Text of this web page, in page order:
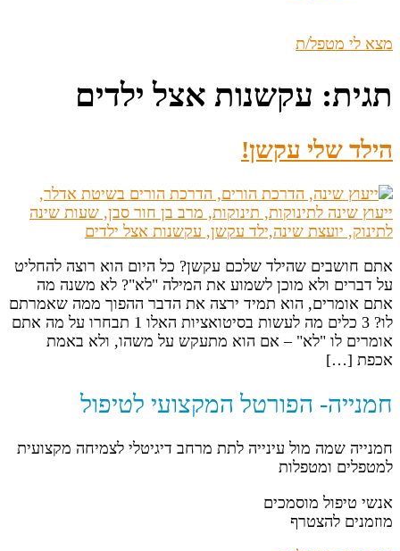
מצא לי מטפל/ת
תגית: עקשנות אצל ילדים
הילד שלי עקשן!
אתם חושבים שהילד שלכם עקשן? כל היום הוא רוצה להחליט
על דברים ולא מוכן לשמוע את המילה "לא"? לא משנה מה
אתם אומרים, הוא תמיד ירצה את הדבר ההפוך ממה שאמרתם
לו? 3 כלים מה לעשות בסיטואציות האלו 1 תבחרו על מה אתם
אומרים לו "לא" – אם הוא מתעקש על משהו, ולא באמת
אכפת […]
חמנייה- הפורטל המקצועי לטיפול
חמנייה שמה מול עינייה לתת מרחב דיגיטלי לצמיחה מקצועית
למטפלים ומטפלות
אנשי טיפול מוסמכים
מוזמנים להצטרף